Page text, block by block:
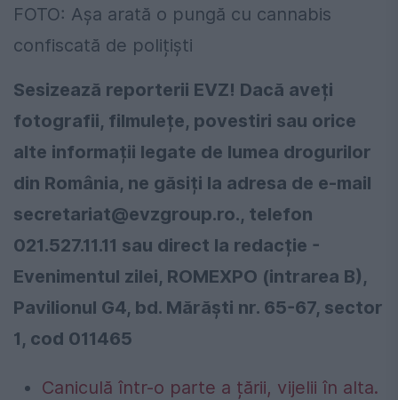
FOTO: Așa arată o pungă cu cannabis
confiscată de polițiști
Sesizează reporterii EVZ! Dacă aveți
fotografii, filmulețe, povestiri sau orice
alte informații legate de lumea drogurilor
din România, ne găsiți la adresa de e-mail
secretariat@evzgroup.ro., telefon
021.527.11.11 sau direct la redacție -
Evenimentul zilei, ROMEXPO (intrarea B),
Pavilionul G4, bd. Mărăști nr. 65-67, sector
1, cod 011465
Caniculă într-o parte a țării, vijelii în alta.